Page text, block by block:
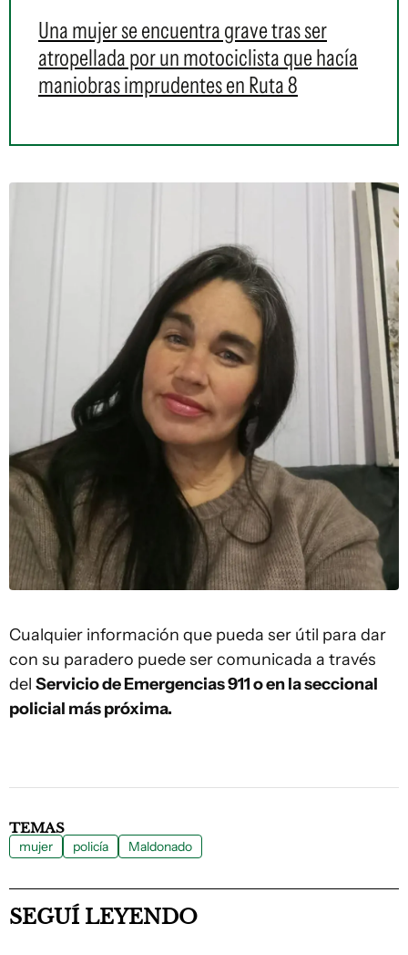
Una mujer se encuentra grave tras ser
atropellada por un motociclista que hacía
maniobras imprudentes en Ruta 8
Cualquier información que pueda ser útil para dar
con su paradero puede ser comunicada a través
del Servicio de Emergencias 911 o en la seccional
policial más próxima.
TEMAS
mujer policía Maldonado
SEGUÍ LEYENDO